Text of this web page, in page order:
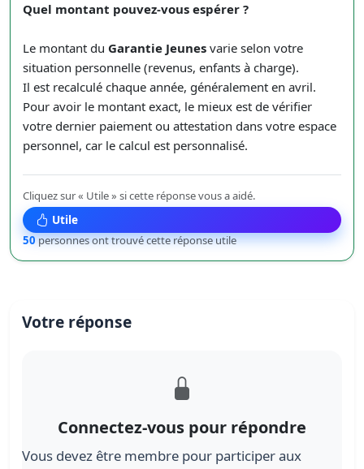
Quel montant pouvez-vous espérer ?
Le montant du Garantie Jeunes varie selon votre
situation personnelle (revenus, enfants à charge).
Il est recalculé chaque année, généralement en avril.
Pour avoir le montant exact, le mieux est de vérifier
votre dernier paiement ou attestation dans votre espace
personnel, car le calcul est personnalisé.
Cliquez sur « Utile » si cette réponse vous a aidé.
Utile
50personnes ont trouvé cette réponse utile
Votre réponse
Connectez-vous pour répondre
Vous devez être membre pour participer aux